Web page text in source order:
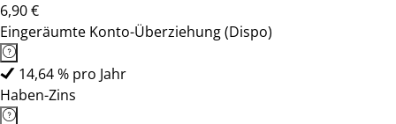
6,90 €
Eingeräumte Konto-Überziehung (Dispo)
14,64 % pro Jahr
Haben-Zins